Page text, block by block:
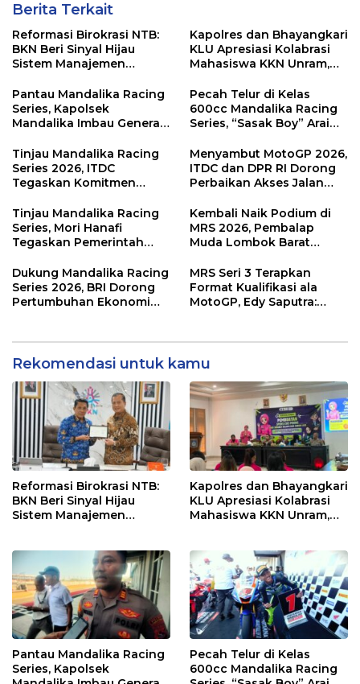
Berita Terkait
Reformasi Birokrasi NTB:
BKN Beri Sinyal Hijau
Sistem Manajemen
Kapolres dan Bhayangkari
KLU Apresiasi Kolabrasi
Mahasiswa KKN Unram,
Sampah Jadi Rupiah
Pantau Mandalika Racing
Series, Kapolsek
Mandalika Imbau Generasi
Sirkuit, Bukan Jalan Raya
Pecah Telur di Kelas
600cc Mandalika Racing
Series, “Sasak Boy” Arai
Kemenangan
Tinjau Mandalika Racing
Series 2026, ITDC
Tegaskan Komitmen
Dampak Ekonomi
Kawasan
Menyambut MotoGP 2026,
ITDC dan DPR RI Dorong
Perbaikan Akses Jalan
di KEK Mandalika
Tinjau Mandalika Racing
Series, Mori Hanafi
Tegaskan Pemerintah
NTB
Kembali Naik Podium di
MRS 2026, Pembalap
Muda Lombok Barat
Menuju Tingkat Asia
Dukung Mandalika Racing
Series 2026, BRI Dorong
Pertumbuhan Ekonomi
MRS Seri 3 Terapkan
Format Kualifikasi ala
MotoGP, Edy Saputra:
Rekomendasi untuk kamu
Reformasi Birokrasi NTB:
BKN Beri Sinyal Hijau
Sistem Manajemen
Kapolres dan Bhayangkari
KLU Apresiasi Kolabrasi
Mahasiswa KKN Unram,
Pantau Mandalika Racing
Series, Kapolsek
Pecah Telur di Kelas
600cc Mandalika Racing